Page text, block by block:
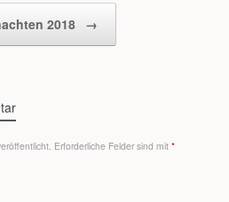
2018 →
Erforderliche Felder sind mit *